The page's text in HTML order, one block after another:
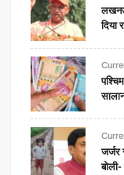
लखनऊ
दिया